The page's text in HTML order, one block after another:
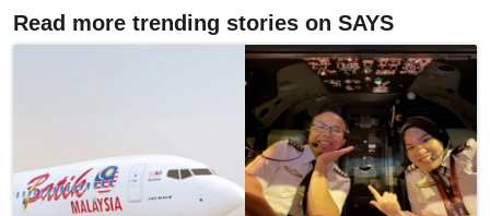
Read more trending stories on SAYS